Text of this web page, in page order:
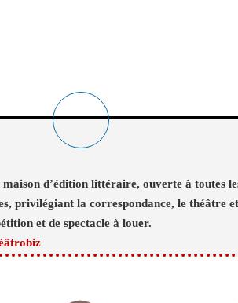
d’édition littéraire, ouverte à toutes
privilégiant la correspondance, le théâtre
et de spectacle à louer.